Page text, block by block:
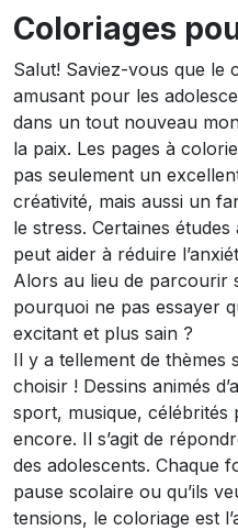
Coloriages
Salut! Saviez-vous que le
amusant pour les
dans un tout nouveau
la paix. Les pages à
pas seulement un
créativité, mais aussi un
le stress. Certaines
peut aider à réduire
Alors au lieu de parcourir
pourquoi ne pas essayer
excitant et plus sain ?
Il y a tellement de thèmes
choisir ! Dessins animés
sport, musique, célébrités
encore. Il s’agit de
des adolescents. Chaque
pause scolaire ou qu’ils
tensions, le coloriage est